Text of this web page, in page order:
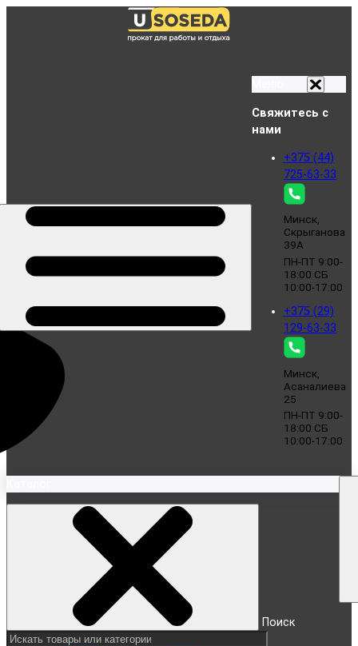
Свяжитесь с
нами
+375 (44)
725-63-33
Минск,
Скрыганова
39А
ПН-ПТ 9:00-
18:00 СБ
10:00-17:00
+375 (29)
129-63-33
Минск,
Асаналиева
25
ПН-ПТ 9:00-
18:00 СБ
10:00-17:00
Поиск